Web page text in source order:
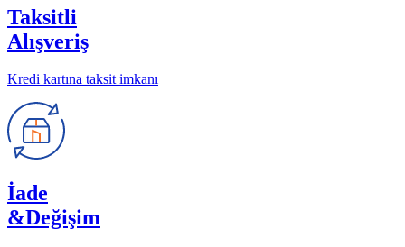
Taksitli
Alışveriş
Kredi kartına taksit imkanı
İade
&Değişim